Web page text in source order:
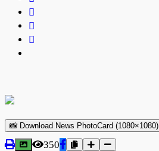
📸 Download News PhotoCard (1080×1080)
350